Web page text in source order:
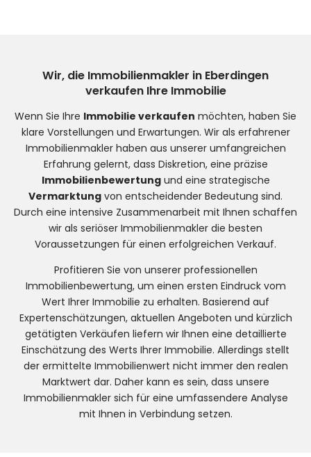
Wir, die Immobilienmakler in Eberdingen
verkaufen Ihre Immobilie
Wenn Sie Ihre Immobilie verkaufen möchten, haben Sie
klare Vorstellungen und Erwartungen. Wir als erfahrener
Immobilienmakler haben aus unserer umfangreichen
Erfahrung gelernt, dass Diskretion, eine präzise
Immobilienbewertungund eine strategische
Vermarktung von entscheidender Bedeutung sind.
Durch eine intensive Zusammenarbeit mit Ihnen schaffen
wir als seriöser Immobilienmakler die besten
Voraussetzungen für einen erfolgreichen Verkauf.
Profitieren Sie von unserer professionellen
Immobilienbewertung, um einen ersten Eindruck vom
Wert Ihrer Immobilie zu erhalten. Basierend auf
Expertenschätzungen, aktuellen Angeboten und kürzlich
getätigten Verkäufen liefern wir Ihnen eine detaillierte
Einschätzung des Werts Ihrer Immobilie. Allerdings stellt
der ermittelte Immobilienwert nicht immer den realen
Marktwert dar. Daher kann es sein, dass unsere
Immobilienmakler sich für eine umfassendere Analyse
mit Ihnen in Verbindung setzen.